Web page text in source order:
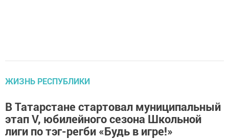
ЖИЗНЬ РЕСПУБЛИКИ
В Татарстане стартовал муниципальный
этап V, юбилейного сезона Школьной
лиги по тэг-регби «Будь в игре!»